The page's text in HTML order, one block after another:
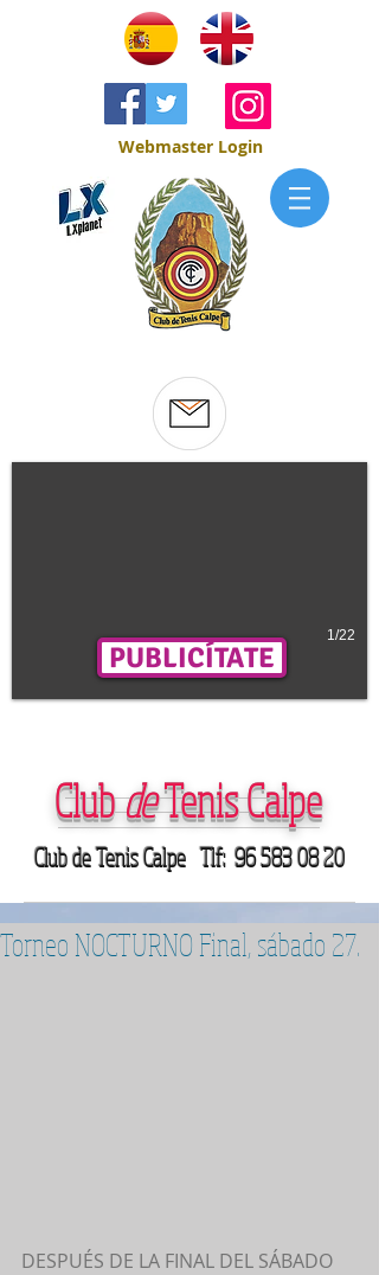
Webmaster Login
1/22
PUBLICÍTATE
ClubdeTenis Calpe
Club de Tenis Calpe Tlf: 96 583 08 20
Torneo NOCTURNO Final, sábado 27.
DESPUÉS DE LA FINAL DEL SÁBADO